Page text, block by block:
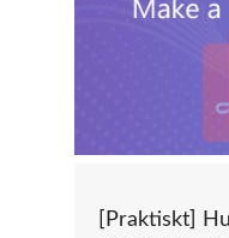
[Praktiskt]